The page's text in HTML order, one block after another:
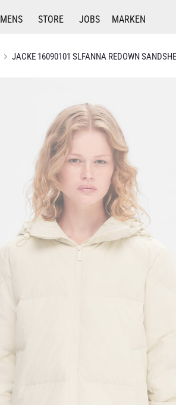
MENS STORE JOBS MARKEN
JACKE 16090101 SLFANNA REDOWN